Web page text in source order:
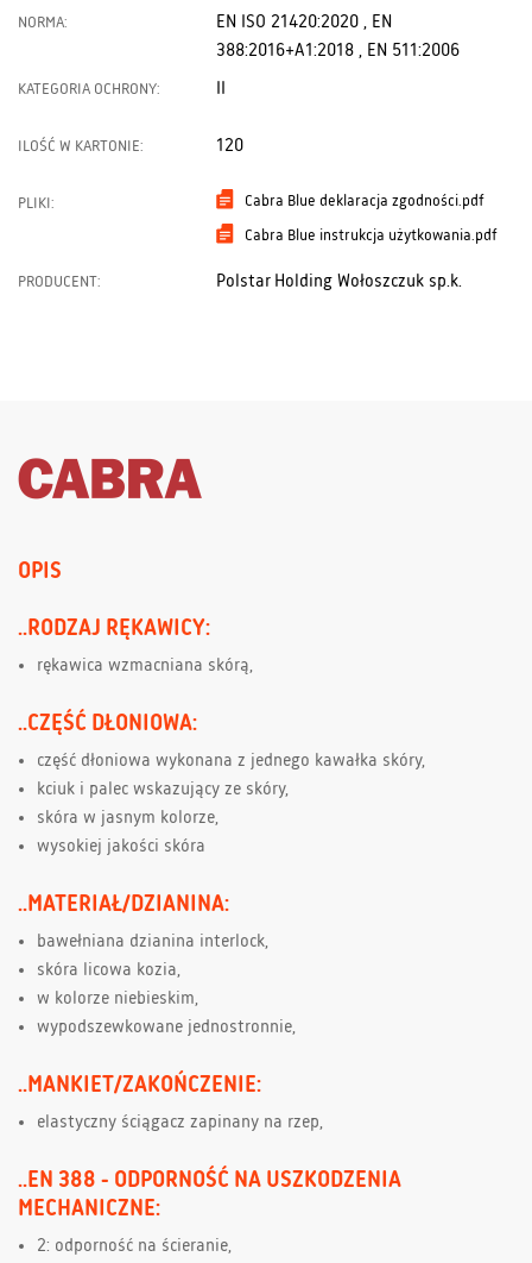
NORMA:
EN ISO 21420:2020 , EN
388:2016+A1:2018 , EN 511:2006
KATEGORIA OCHRONY: II
ILOŚĆ W KARTONIE: 120
PLIKI: Cabra Blue deklaracja zgodności.pdf
Cabra Blue instrukcja użytkowania.pdf
PRODUCENT: Polstar Holding Wołoszczuk sp.k.
OPIS
..RODZAJ RĘKAWICY:
rękawica wzmacniana skórą,
..CZĘŚĆ DŁONIOWA:
część dłoniowa wykonana z jednego kawałka skóry,
kciuk i palec wskazujący ze skóry,
skóra w jasnym kolorze,
wysokiej jakości skóra
..MATERIAŁ/DZIANINA:
bawełniana dzianina interlock,
skóra licowa kozia,
w kolorze niebieskim,
wypodszewkowane jednostronnie,
..MANKIET/ZAKOŃCZENIE:
elastyczny ściągacz zapinany na rzep,
..EN 388 - ODPORNOŚĆ NA USZKODZENIA
MECHANICZNE:
2: odporność na ścieranie,